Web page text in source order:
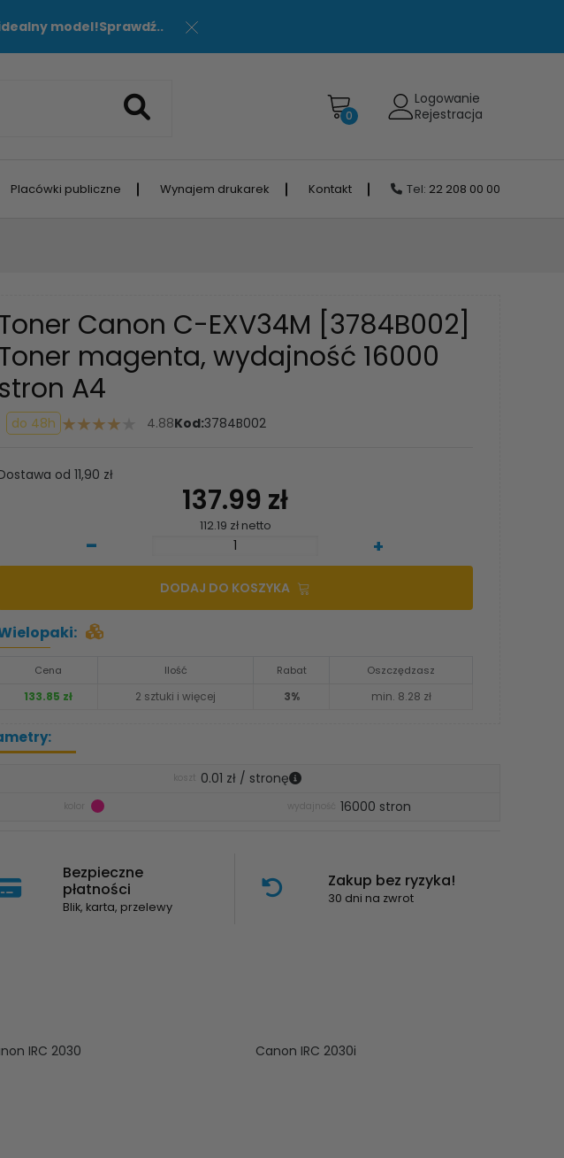
model!Sprawdź..
0
Logowanie
Rejestracja
Placówki publiczne Wynajem drukarek Kontakt Tel: 22 208 00 00
Canon C-EXV34M [3784B002]
magenta, wydajność 16000
A4
do 48h 4.88Kod:3784B002
od 11,90 zł
137.99 zł
112.19 zł netto
- +
DODAJ DO KOSZYKA
Cena Ilość Rabat Oszczędzasz
133.85 zł 2 sztuki i więcej 3% min. 8.28 zł
koszt 0.01 zł / stronę
16000 stron
Bezpieczne
płatności
Blik, karta, przelewy
Zakup bez ryzyka!
30 dni na zwrot
IRC 2030 Canon IRC 2030i